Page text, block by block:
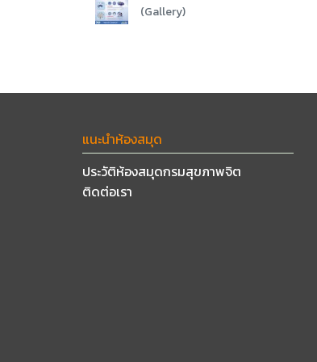
(Gallery)
แนะนำห้องสมุด
ประวัติห้องสมุดกรมสุขภาพจิต
ติดต่อเรา